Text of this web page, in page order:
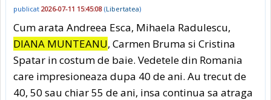
publicat 2026-07-11 15:45:08 (Libertatea)
Cum arata Andreea Esca, Mihaela Radulescu,
DIANA MUNTEANU, Carmen Bruma si Cristina
Spatar in costum de baie. Vedetele din Romania
care impresioneaza dupa 40 de ani. Au trecut de
40, 50 sau chiar 55 de ani, insa continua sa atraga